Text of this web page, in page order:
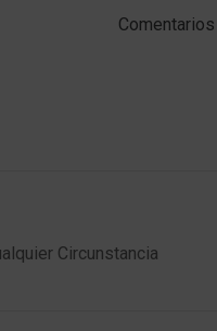
Comentarios
Circunstancia